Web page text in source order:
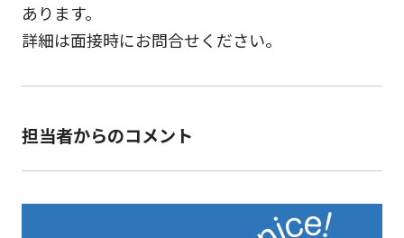
あります。
詳細は面接時にお問合せください。
担当者からのコメント